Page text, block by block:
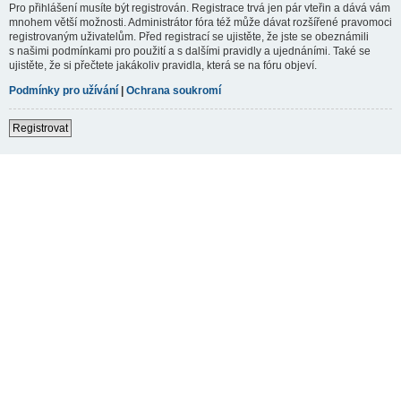
Pro přihlášení musíte být registrován. Registrace trvá jen pár vteřin a dává vám
mnohem větší možnosti. Administrátor fóra též může dávat rozšířené pravomoci
registrovaným uživatelům. Před registrací se ujistěte, že jste se obeznámili
s našimi podmínkami pro použití a s dalšími pravidly a ujednáními. Také se
ujistěte, že si přečtete jakákoliv pravidla, která se na fóru objeví.
Podmínky pro užívání | Ochrana soukromí
Registrovat